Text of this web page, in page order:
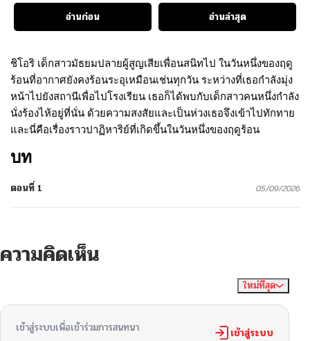
อ่านก่อน
อ่านล่าสุด
ชิโอริ เด็กสาวมัธยมปลายผู้สูญเสียเพื่อนสนิทไป ในวันหนึ่งของฤดู
ร้อนที่อากาศยังคงร้อนระอุเหมือนเช่นทุกวัน ระหว่างที่เธอกำลังมุ่ง
หน้าไปยังสถานีเพื่อไปโรงเรียน เธอก็ได้พบกับเด็กสาวคนหนึ่งกำลัง
นั่งร้องไห้อยู่ที่นั่น ด้วยความสงสัยและเป็นห่วงเธอจึงเข้าไปทักทาย
และนี่คือเรื่องราวปาฏิหาริย์ที่เกิดขึ้นในวันหนึ่งของฤดูร้อน
บท
ตอนที่ 1 05/09/2026
ความคิดเห็น
ใหม่ที่สุด
เข้าสู่ระบบเพื่อเข้าร่วมการสนทนา เข้าสู่ระบบ